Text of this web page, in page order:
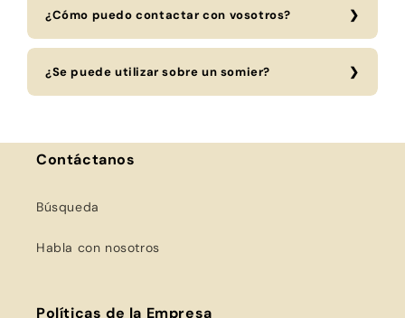
¿Cómo puedo contactar con vosotros?
¿Se puede utilizar sobre un somier?
Contáctanos
Búsqueda
Habla con nosotros
Políticas de la Empresa